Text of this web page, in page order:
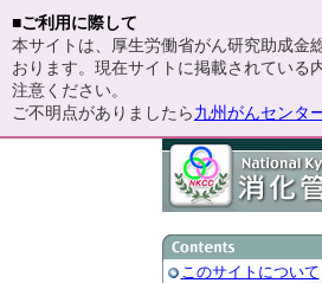
■ご利用に際して
本サイトは、厚生労働省がん研究助成金
おります。現在サイトに掲載されている
注意ください。
ご不明点がありましたら 九州がんセンタ
このサイトについて